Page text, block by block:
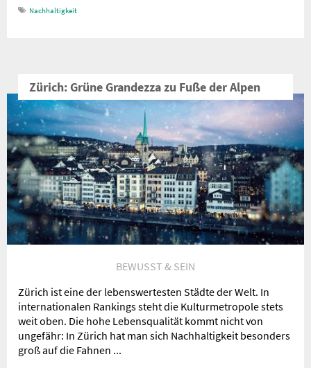
Nachhaltigkeit
Zürich: Grüne Grandezza zu Fuße der Alpen
BEWUSST & SEIN
Zürich ist eine der lebenswertesten Städte der Welt. In
internationalen Rankings steht die Kulturmetropole stets
weit oben. Die hohe Lebensqualität kommt nicht von
ungefähr: In Zürich hat man sich Nachhaltigkeit besonders
groß auf die Fahnen ...